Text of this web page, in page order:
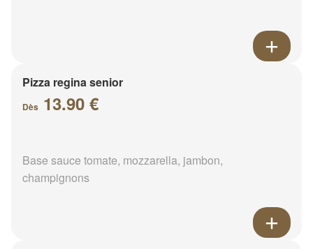
Pizza regina senior
Dès 13.90 €
Base sauce tomate, mozzarella, jambon,
champignons